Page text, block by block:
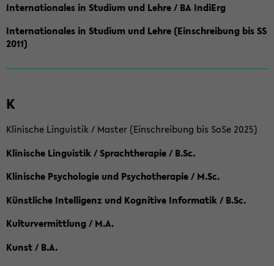
Internationales in Studium und Lehre / BA IndiErg
Internationales in Studium und Lehre (Einschreibung bis SS
2011)
K
Klinische Linguistik / Master (Einschreibung bis SoSe 2025)
Klinische Linguistik / Sprachtherapie / B.Sc.
Klinische Psychologie und Psychotherapie / M.Sc.
Künstliche Intelligenz und Kognitive Informatik / B.Sc.
Kulturvermittlung / M.A.
Kunst / B.A.